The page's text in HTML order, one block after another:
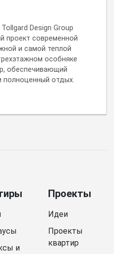
Design Group
проект современной
и самой теплой
особняке
обеспечивающий
полноценный отдых.
и
Проекты
Идеи
Проекты
квартир